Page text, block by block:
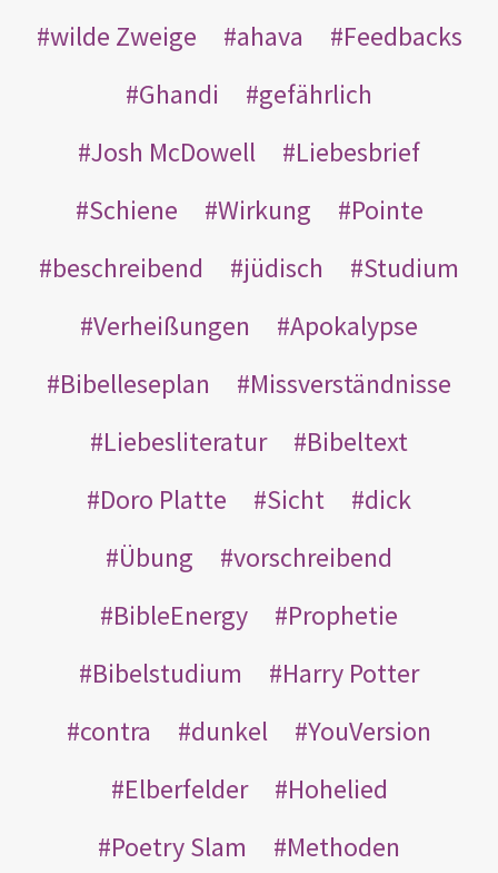
wilde Zweige ahava
Feedbacks
Ghandi
gefährlich
Josh McDowell
Liebesbrief
Schiene
Wirkung
Pointe
beschreibend
jüdisch
Studium
Verheißungen
Apokalypse
Bibelleseplan
Missverständnisse
Liebesliteratur
Bibeltext
Doro Platte
Sicht
dick
Übung
vorschreibend
BibleEnergy
Prophetie
Bibelstudium
Harry Potter
contra
dunkel
YouVersion
Elberfelder
Hohelied
Poetry Slam
Methoden